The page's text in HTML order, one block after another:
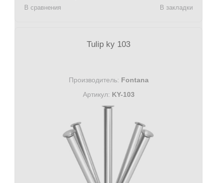
В сравнения
В закладки
Tulip ky 103
Производитель: Fontana
Артикул: KY-103